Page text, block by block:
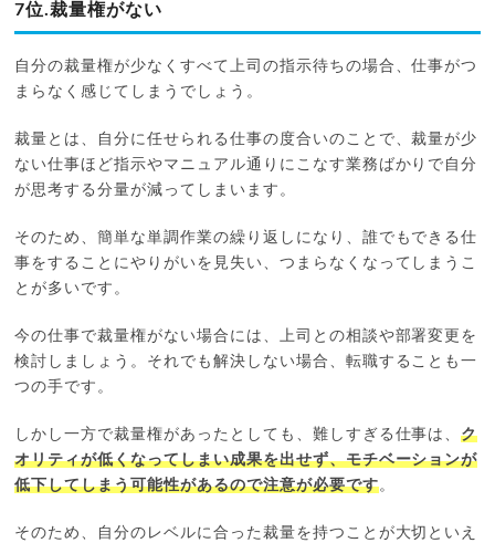
7位.裁量権がない
自分の裁量権が少なくすべて上司の指示待ちの場合、仕事がつ
まらなく感じてしまうでしょう。
裁量とは、自分に任せられる仕事の度合いのことで、裁量が少
ない仕事ほど指示やマニュアル通りにこなす業務ばかりで自分
が思考する分量が減ってしまいます。
そのため、簡単な単調作業の繰り返しになり、誰でもできる仕
事をすることにやりがいを見失い、つまらなくなってしまうこ
とが多いです。
今の仕事で裁量権がない場合には、上司との相談や部署変更を
検討しましょう。それでも解決しない場合、転職することも一
つの手です。
しかし一方で裁量権があったとしても、難しすぎる仕事は、ク
オリティが低くなってしまい成果を出せず、モチベーションが
低下してしまう可能性があるので注意が必要です。
そのため、自分のレベルに合った裁量を持つことが大切といえ